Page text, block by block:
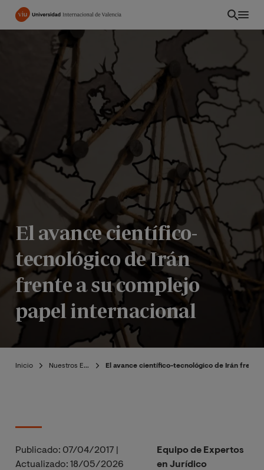
Pasar
El avance científico-
tecnológico de Irán
frente a su complejo
papel internacional
Inicio Nuestros Expertos El avance científico-tecnológico de Irán
Publicado: 07/04/2017
Actualizado: 18/05/2026
Equipo de Expertos
en Jurídico